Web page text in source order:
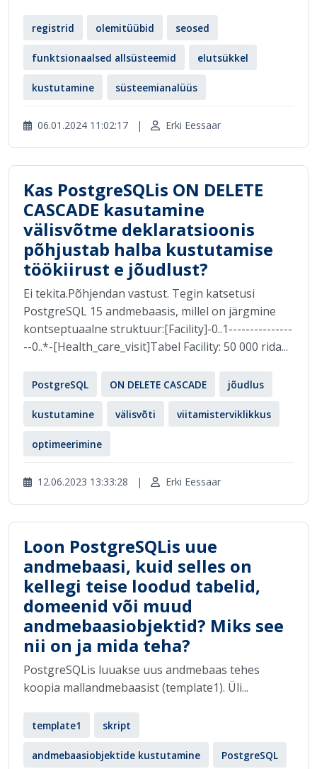
registrid olemitüübid seosed
funktsionaalsed allsüsteemid elutsükkel
kustutamine süsteemianalüüs
06.01.2024 11:02:17 | Erki Eessaar
Kas PostgreSQLis ON DELETE
CASCADE kasutamine
välisvõtme deklaratsioonis
põhjustab halba kustutamise
töökiirust e jõudlust?
Ei tekita.Põhjendan vastust. Tegin katsetusi
PostgreSQL 15 andmebaasis, millel on järgmine
kontseptuaalne struktuur:[Facility]-0..1---------------
--0..*-[Health_care_visit]Tabel Facility: 50 000 rida...
PostgreSQL ON DELETE CASCADE jõudlus
kustutamine välisvõti viitamisterviklikkus
optimeerimine
12.06.2023 13:33:28 | Erki Eessaar
Loon PostgreSQLis uue
andmebaasi, kuid selles on
kellegi teise loodud tabelid,
domeenid või muud
andmebaasiobjektid? Miks see
nii on ja mida teha?
PostgreSQLis luuakse uus andmebaas tehes
koopia mallandmebaasist (template1). Üli...
template1 skript
andmebaasiobjektide kustutamine PostgreSQL